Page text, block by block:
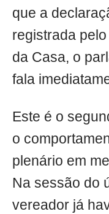
que a
registrada
da Casa, o
fala
Este é o
o
plenário em
Na sessão do
vereador já